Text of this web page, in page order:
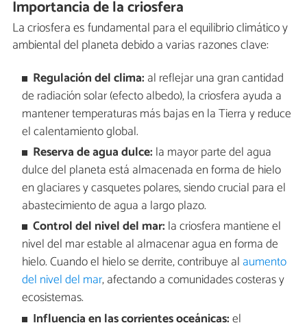
Importancia de la criosfera
La criosfera es fundamental para el equilibrio climático y
ambiental del planeta debido a varias razones clave:
Regulación del clima: al reflejar una gran cantidad
de radiación solar (efecto albedo), la criosfera ayuda a
mantener temperaturas más bajas en la Tierra y reduce
el calentamiento global.
Reserva de agua dulce: la mayor parte del agua
dulce del planeta está almacenada en forma de hielo
en glaciares y casquetes polares, siendo crucial para el
abastecimiento de agua a largo plazo.
Control del nivel del mar: la criosfera mantiene el
nivel del mar estable al almacenar agua en forma de
hielo. Cuando el hielo se derrite, contribuye al aumento
del nivel del mar, afectando a comunidades costeras y
ecosistemas.